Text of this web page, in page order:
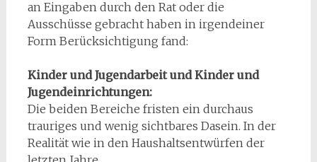
an Eingaben durch den Rat oder die
Ausschüsse gebracht haben in irgendeiner
Form Berücksichtigung fand:
Kinder und Jugendarbeit und Kinder und
Jugendeinrichtungen:
Die beiden Bereiche fristen ein durchaus
trauriges und wenig sichtbares Dasein. In der
Realität wie in den Haushaltsentwürfen der